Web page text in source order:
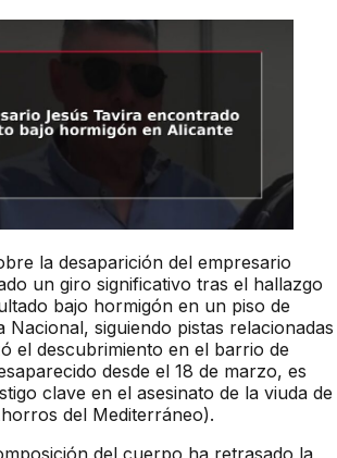
la desaparición del empresario
un giro significativo tras el hallazgo
bajo hormigón en un piso de
Nacional, siguiendo pistas relacionadas
el descubrimiento en el barrio de
desde el 18 de marzo, es
clave en el asesinato de la viuda de
del Mediterráneo).
del cuerpo ha retrasado la